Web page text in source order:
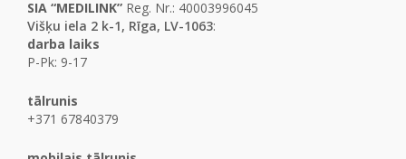
SIA “MEDILINK” Reg. Nr.: 40003996045
Višķu iela 2 k-1, Rīga, LV-1063:
darba laiks
P-Pk: 9-17
tālrunis
+371 67840379